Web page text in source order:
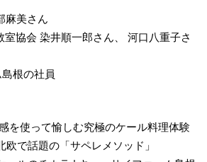
麻美さん
室協会 染井順一郎さん、 河口八重子さ
根の社員
を使って愉しむ究極のケール料理体験
で話題の「サペレメソッド」